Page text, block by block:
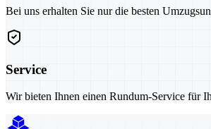
Bei uns erhalten Sie nur die besten
Service
Wir bieten Ihnen einen Rundum-Service für